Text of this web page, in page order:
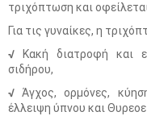
τριχόπτωση και
Για τις γυναίκες, η
√
Κακή διατροφή και
σιδήρου,
√Άγχος, ορμόνες,
έλλειψη ύπνου και